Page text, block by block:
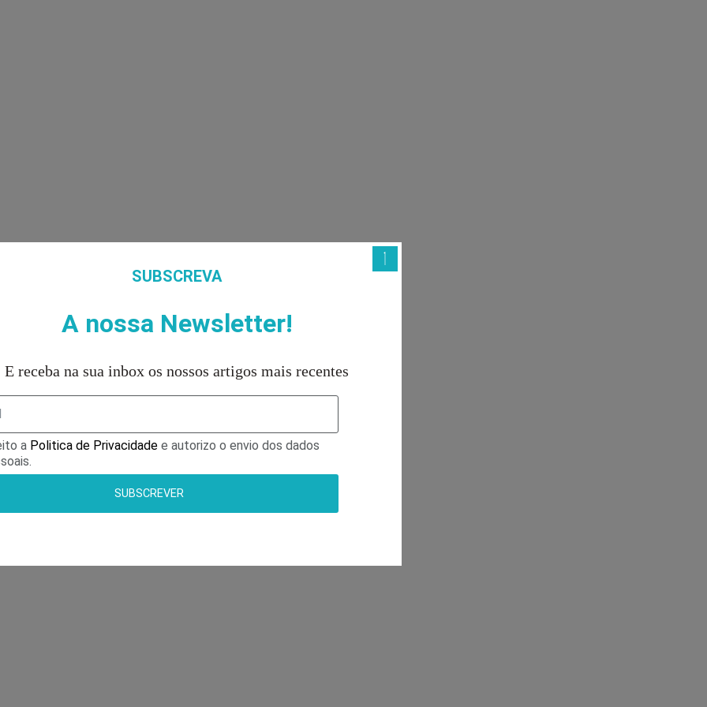
SUBSCREVA
A nossa Newsletter!
E receba na sua inbox os nossos artigos mais recentes
a Politica de Privacidade e autorizo o envio dos dados
SUBSCREVER